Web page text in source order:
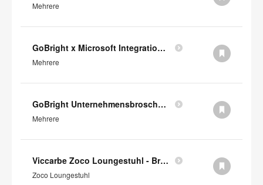
Mehrere
GoBright x Microsoft Integration (auf Englisch)
Mehrere
GoBright Unternehmensbroschüre (auf Englisch)
Mehrere
Viccarbe Zoco Loungestuhl - Broschüre (auf Englisch)
Zoco Loungestuhl